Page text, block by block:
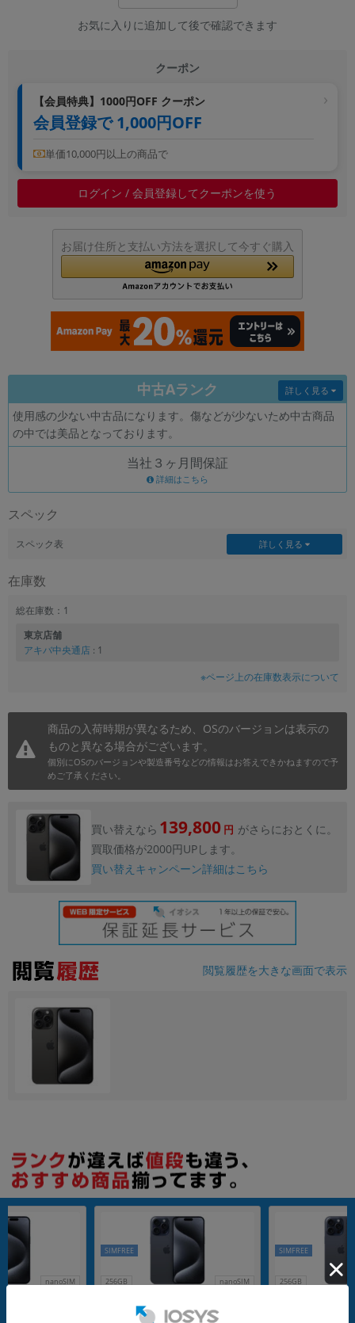
お気に入りに追加して後で確認できます
クーポン
【会員特典】1000円OFF クーポン
会員登録で 1,000円OFF
単価10,000円以上の商品で
ログイン / 会員登録してクーポンを使う
お届け住所と支払い方法を選択して今すぐ購入
中古Aランク
使用感の少ない中古品になります。傷などが少ないため中古商品
の中では美品となっております。
詳しく見る
当社３ヶ月間保証
詳細はこちら
スペック
スペック表 詳しく見る
在庫数
総在庫数：1
東京店舗
アキバ中央通店 : 1
※ページ上の在庫数表示について
商品の入荷時期が異なるため、OSのバージョンは表示の
ものと異なる場合がございます。
個別にOSのバージョンや製造番号などの情報はお答えできかねますので予
めご了承ください。
買い替えなら 139,800 円 がさらにおとくに。
買取価格が2000円UPします。
買い替えキャンペーン詳細はこちら
閲覧履歴を大きな画面で表示
nanoSIM 256GB nanoSIM
SIMFREE
A) 256GB ブルーチタニウム 【国内
256GB
SIMFREE
円 ～
年 月 まで
各項目のチェックボックスは「or検索」となります。
ただし機能別のみ「and検索」となります。